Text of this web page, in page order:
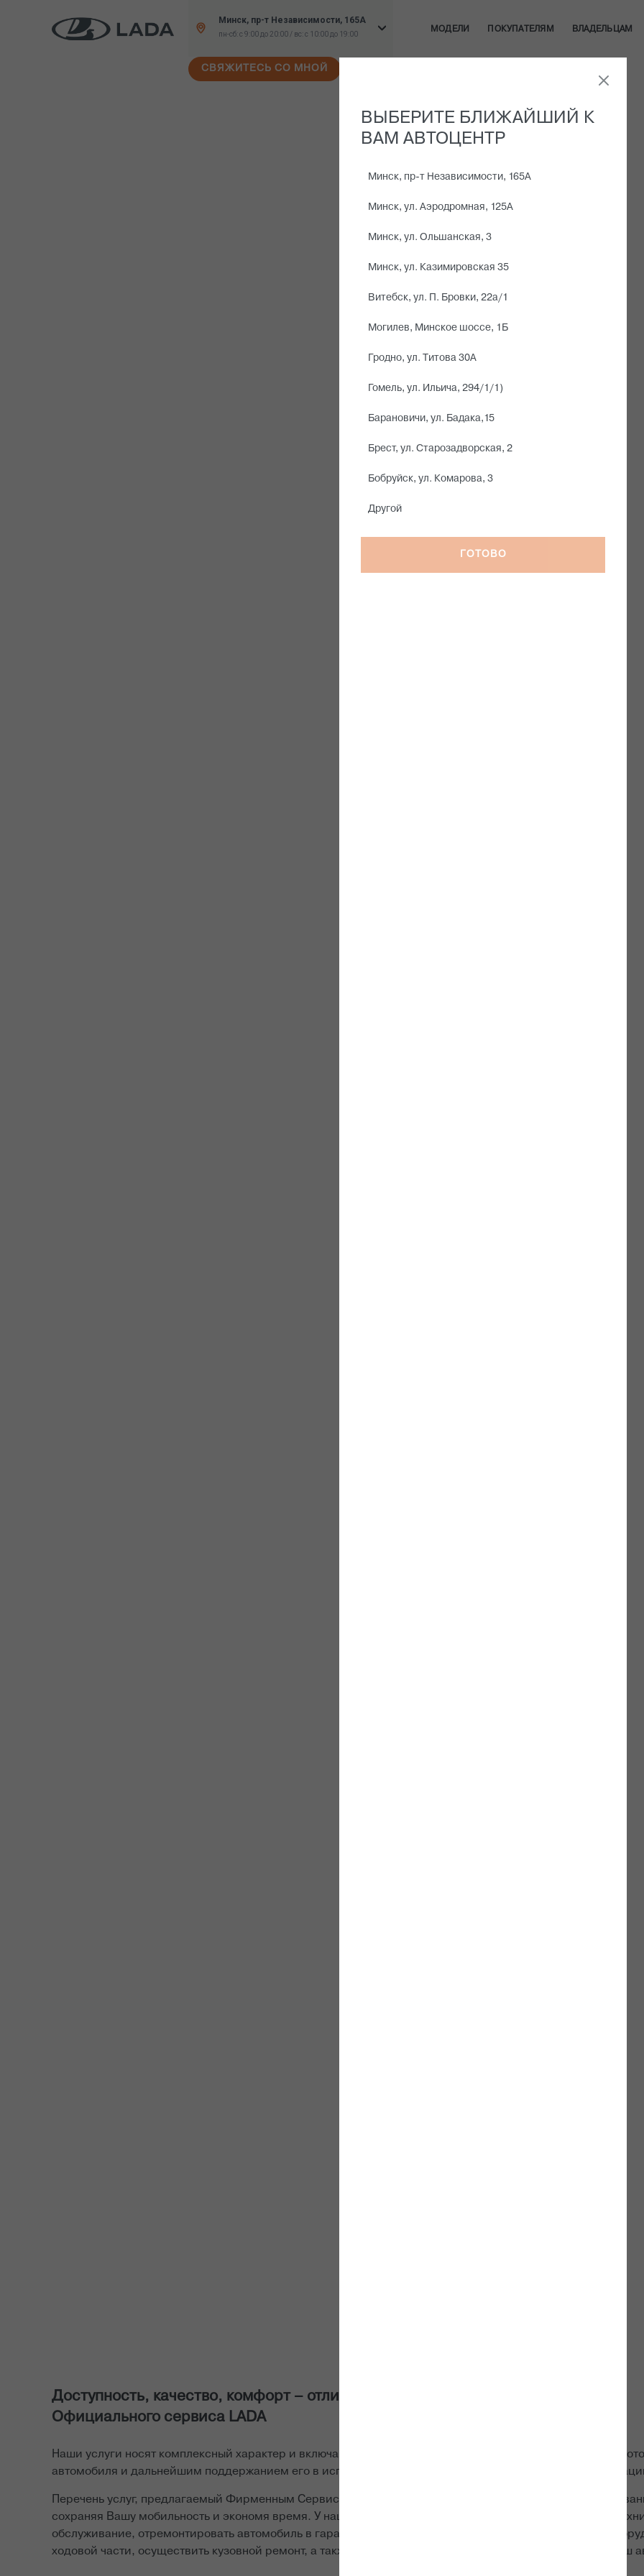
Минск, пр-т Независимости, 165А
пн-сб: с 9:00 до 20:00 / вс: с 10:00 до 19:00
МОДЕЛИ ПОКУПАТЕЛЯМ ВЛАДЕЛЬЦАМ
СВЯЖИТЕСЬ СО МНОЙ
ВЫБЕРИТЕ БЛИЖАЙШИЙ К
ВАМ АВТОЦЕНТР
Минск, пр-т Независимости, 165А
Минск, ул. Аэродромная, 125А
Минск, ул. Ольшанская, 3
Минск, ул. Казимировская 35
Витебск, ул. П. Бровки, 22а/1
Могилев, Минское шоссе, 1Б
Гродно, ул. Титова 30А
Гомель, ул. Ильича, 294/1/1)
Барановичи, ул. Бадака,15
Брест, ул. Старозадворская, 2
Бобруйск, ул. Комарова, 3
Другой
ГОТОВО
Доступность, качество, комфорт – отличительные черты
Официального сервиса LADA
Наши услуги носят комплексный характер и включают все процессы, связанные с предпродажной
автомобиля и дальнейшим поддержанием его в исправном состоянии в течение всего срока
Перечень услуг, предлагаемый Фирменным Сервисом, обеспечивает быстрое и качественное
сохраняя Вашу мобильность и экономя время. У наших дилеров Вы сможете провести регламентное
обслуживание, отремонтировать автомобиль в гарантийный период, провести диагностику
ходовой части, осуществить кузовной ремонт, а также установить дополнительное оборудование на Ваш